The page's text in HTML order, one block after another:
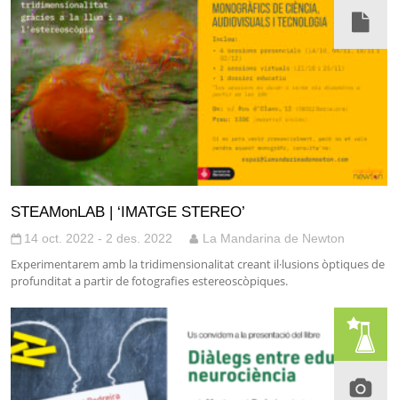
STEAMonLAB | ‘IMATGE STEREO’
14 oct. 2022 - 2 des. 2022 La Mandarina de Newton
Experimentarem amb la tridimensionalitat creant il·lusions òptiques de
profunditat a partir de fotografies estereoscòpiques.